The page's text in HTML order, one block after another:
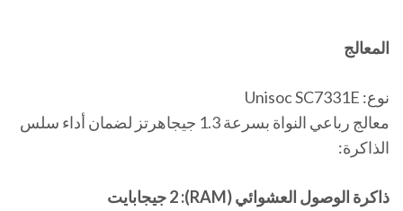
المعالج
نوع: Unisoc SC7331E
معالج رباعي النواة بسرعة 1.3 جيجاهرتز لضمان أداء سلس
الذاكرة:
ذاكرة الوصول العشوائي (RAM): 2 جيجابايت